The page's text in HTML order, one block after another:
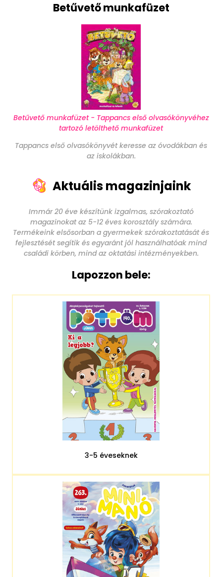
Betűvető munkafüzet
Betűvető munkafüzet - Tappancs első olvasókönyvéhez
tartozó letölthető munkafüzet
Tappancs első olvasókönyvét keresse az óvodákban és
az iskolákban.
Aktuális magazinjaink
Immár 20 éve készítünk izgalmas, szórakoztató
magazinokat az 5-12 éves korosztály számára.
Termékeink elsősorban a gyermekek szórakoztatását és
fejlesztését segítik és egyaránt jól használhatóak mind
családi körben, mind az oktatási intézményekben.
Lapozzon bele:
3-5 éveseknek